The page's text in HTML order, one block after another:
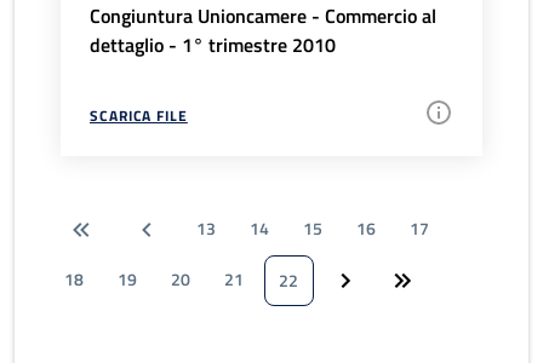
Congiuntura Unioncamere - Commercio al
dettaglio - 1° trimestre 2010
SCARICA FILE
13 14 15 16
17
18
19 20 21 22